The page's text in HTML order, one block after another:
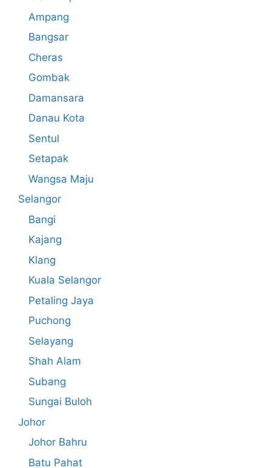
Ampang
Bangsar
Cheras
Gombak
Damansara
Danau Kota
Sentul
Setapak
Wangsa Maju
Selangor
Bangi
Kajang
Klang
Kuala Selangor
Petaling Jaya
Puchong
Selayang
Shah Alam
Subang
Sungai Buloh
Johor
Johor Bahru
Batu Pahat